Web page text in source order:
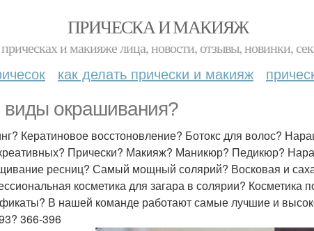
ПРИЧЕСКА И МАКИЯЖ
и макияже лица, новости, отзывы, новинки,
как делать прически и макияж
виды окрашивания?
Кератиновое восстоновление? Ботокс для волос?
Прически? Макияж? Маникюр? Педикюр?
ресниц? Самый мощный солярий? Восковая и
косметика для загара в солярии? Косметика
В нашей команде работают самые лучшие и
366-396